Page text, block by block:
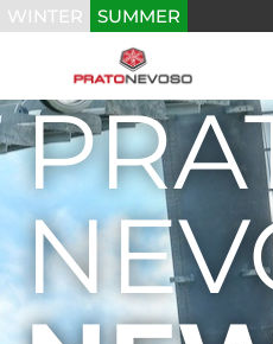
WINTER SUMMER